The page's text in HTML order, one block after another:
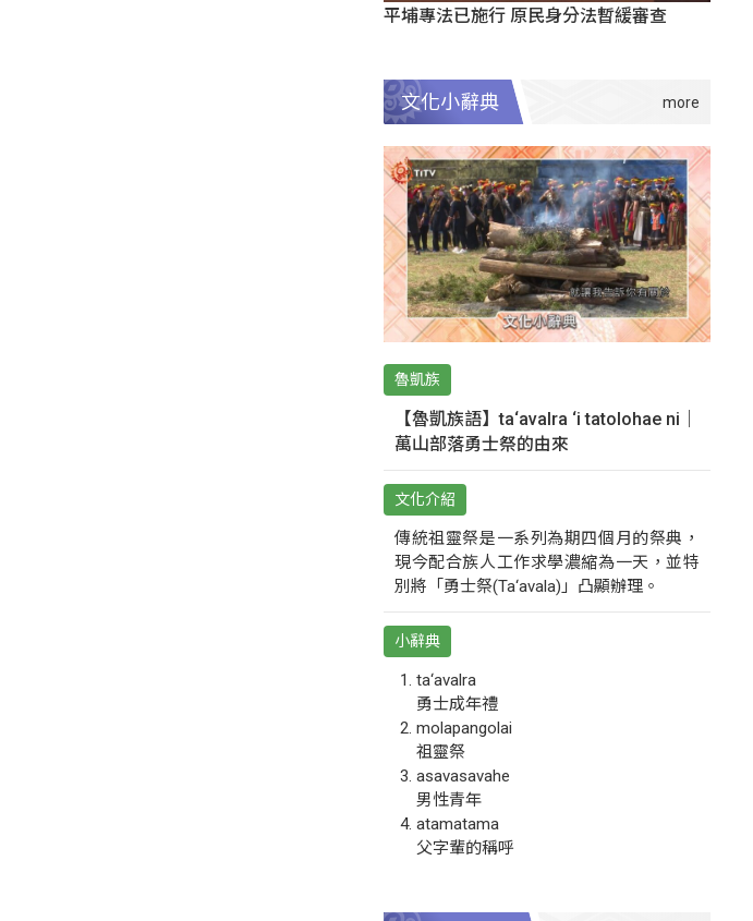
平埔專法已施行 原民身分法暫緩審查
文化小辭典
魯凱族
【魯凱族語】ta‘avalra ‘i tatolohae ni｜
萬山部落勇士祭的由來
文化介紹
傳統祖靈祭是一系列為期四個月的祭典，
現今配合族人工作求學濃縮為一天，並特
別將「勇士祭(Ta‘avala)」凸顯辦理。
小辭典
ta‘avalra
勇士成年禮
molapangolai
祖靈祭
asavasavahe
男性青年
atamatama
父字輩的稱呼